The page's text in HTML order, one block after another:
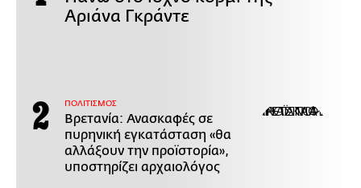
Αριάνα Γκράντε
ΠΟΛΙΤΙΣΜΟΣ
Βρετανία: Ανασκαφές σε
πυρηνική εγκατάσταση «θα
αλλάξουν την προϊστορία»,
υποστηρίζει αρχαιολόγος